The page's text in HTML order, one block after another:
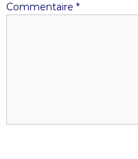
Commentaire *